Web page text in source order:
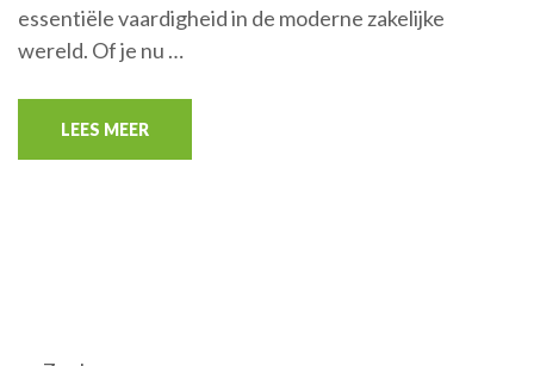
essentiële vaardigheid in de moderne zakelijke
wereld. Of je nu …
LEES MEER